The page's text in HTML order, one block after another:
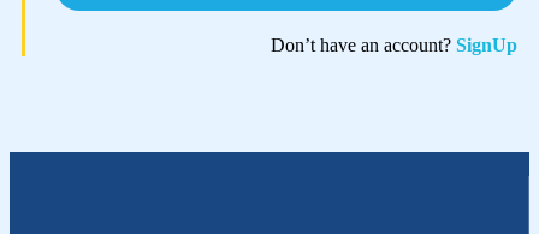
Don’t have an account? SignUp